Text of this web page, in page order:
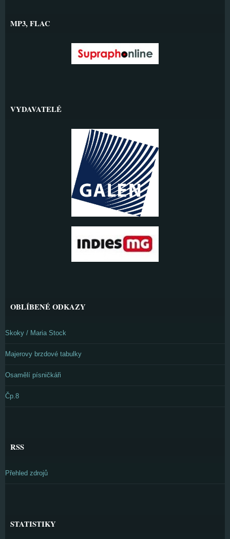
MP3, FLAC
VYDAVATELÉ
OBLÍBENÉ ODKAZY
Skoky / Maria Stock
Majerovy brzdové tabulky
Osamělí písničkáři
Čp.8
RSS
Přehled zdrojů
STATISTIKY